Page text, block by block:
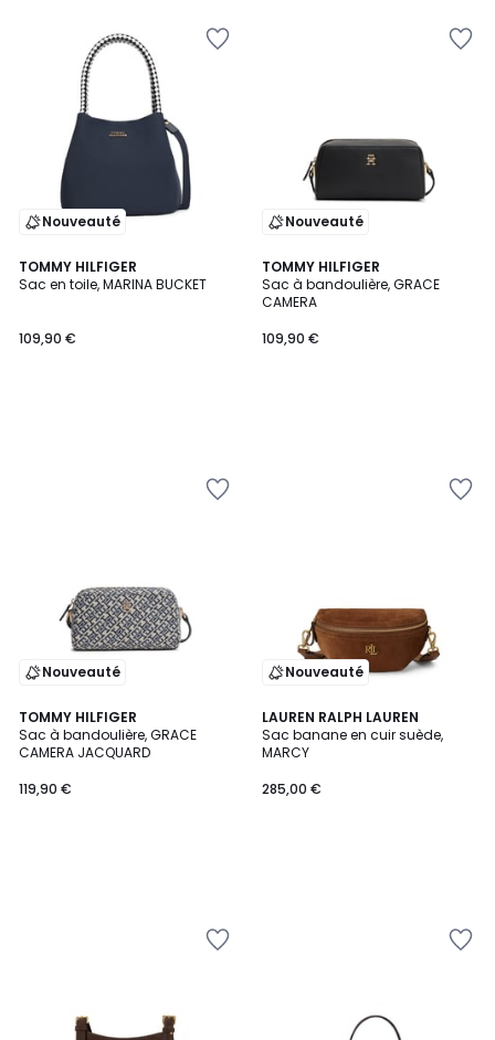
Nouveauté
TOMMY HILFIGER
Sac en toile, MARINA BUCKET
109,90 €
Nouveauté
TOMMY HILFIGER
Sac à bandoulière, GRACE
CAMERA
109,90 €
Nouveauté
TOMMY HILFIGER
Sac à bandoulière, GRACE
CAMERA JACQUARD
119,90 €
Nouveauté
LAUREN RALPH LAUREN
Sac banane en cuir suède,
MARCY
285,00 €